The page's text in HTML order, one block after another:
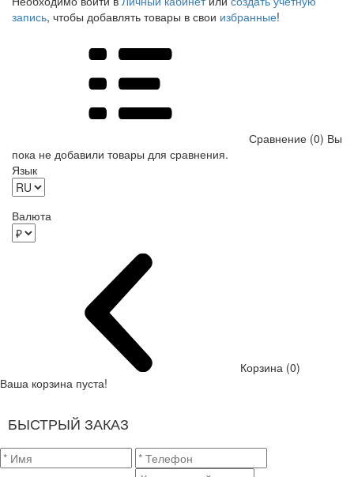
запись, чтобы добавлять товары в свои избранные!
Сравнение (0) Вы
пока не добавили товары для сравнения.
Язык
Валюта
Корзина (0)
Ваша корзина пуста!
БЫСТРЫЙ ЗАКАЗ